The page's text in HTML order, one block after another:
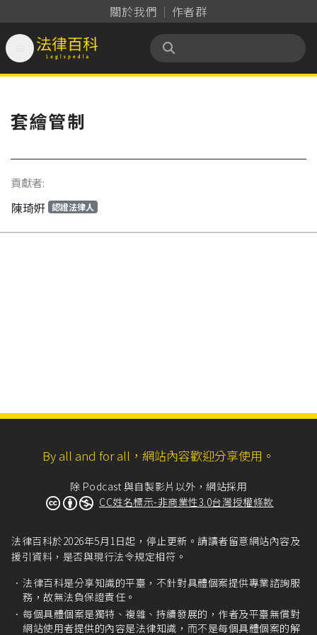
關於我們 作者群
法律百科 Legispedia
套繪管制
貢獻者:
陳琦姸 認證法律人
By all and for all，網站內容歡迎分享使用。
除 Podcast 與自製影片以外，網站採用
CC姓名標示-非商業性3.0台灣授權條款
法律百科於2026年5月1日起，停止更新。請讀者留意網站內容及
援引資料，是否與現行法令規定相符。
法律百科是分享知識的平臺，不針對具體個案提供專業諮詢服
務，故無法負保證責任。
每個具體個案是獨特、複雜、持續發展的，作者及平臺無償對
網站使用者提供的內容是法律知識，而不是每個具體個案的解